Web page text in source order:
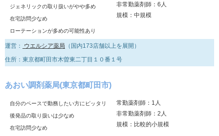
ジェネリックの取り扱いがやや多め
在宅訪問少なめ
ローテーションが多めの可能性あり
非常勤薬剤師：6人
規模：中規模
運営： ウエルシア薬局 （国内173店舗以上を展開）
住所：東京都町田市木曽東二丁目１０番１号
あおい調剤薬局(東京都町田市)
自分のペースで勤務したい方にピッタリ
後発品の取り扱いは少なめ
在宅訪問少なめ
常勤薬剤師：1人
非常勤薬剤師：2人
規模：比較的小規模